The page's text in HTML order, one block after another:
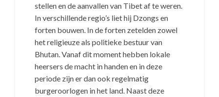
stellen en de aanvallen van Tibet af te weren.
In verschillende regio’s liet hij Dzongs en
forten bouwen. In de forten zetelden zowel
het religieuze als politieke bestuur van
Bhutan. Vanaf dit moment hebben lokale
heersers de macht in handen en in deze
periode zijn er dan ook regelmatig
burgeroorlogen in het land. Naast deze